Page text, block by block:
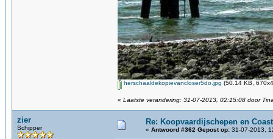
herschaaldekopievancloser5do.jpg (50.14 KB,
« Laatste verandering: 31-07-2013, 02:15:08 door
zier
Schipper
Re: Koopvaardijschepen en
« Antwoord #362 Gepost op: 31-07-2013,